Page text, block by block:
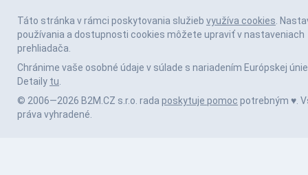
Táto stránka v rámci poskytovania služieb využíva cookies.
používania a dostupnosti cookies môžete upraviť v nastaveniach
prehliadača.
Chránime vaše osobné údaje v súlade s nariadením Európskej únie
Detaily tu.
© 2006—2026 B2M.CZ s.r.o. rada poskytuje pomoc potrebným ♥️.
práva vyhradené.